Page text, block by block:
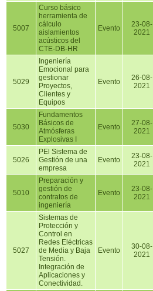
5007
Curso básico
herramienta de
cálculo
aislamientos
acústicos del
CTE-DB-HR
Evento
23-08-
2021
5029
Ingeniería
Emocional para
gestionar
Proyectos,
Clientes y
Equipos
Evento
26-08-
2021
5030
Fundamentos
Básicos de
Atmósferas
Explosivas I
Evento
27-08-
2021
5026
PEl Sistema de
Gestión de una
empresa
Evento
23-08-
2021
5010
Preparación y
gestión de
contratos de
ingeniería
Evento
23-08-
2021
5027
Sistemas de
Protección y
Control en
Redes Eléctricas
de Media y Baja
Tensión.
Integración de
Aplicaciones y
Conectividad.
Evento
30-08-
2021